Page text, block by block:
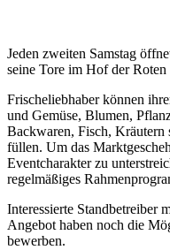
Jeden zweiten Samstag
seine Tore im Hof der Roten
Frischeliebhaber können
und Gemüse, Blumen,
Backwaren, Fisch, Kräutern
füllen. Um das
Eventcharakter zu
regelmäßiges
Interessierte Standbetreiber
Angebot haben noch die
bewerben.